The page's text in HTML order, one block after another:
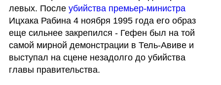
левых. После убийства премьер-министра
Ицхака Рабина 4 ноября 1995 года его образ
еще сильнее закрепился - Гефен был на той
самой мирной демонстрации в Тель-Авиве и
выступал на сцене незадолго до убийства
главы правительства.